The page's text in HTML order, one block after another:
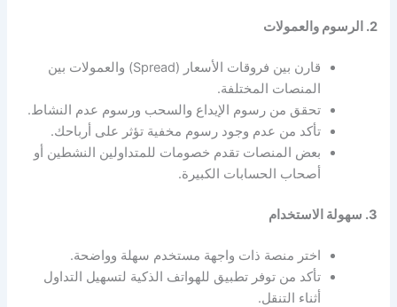
2. الرسوم والعمولات
قارن بين فروقات الأسعار (Spread) والعمولات بين
المنصات المختلفة.
تحقق من رسوم الإيداع والسحب ورسوم عدم النشاط.
تأكد من عدم وجود رسوم مخفية تؤثر على أرباحك.
بعض المنصات تقدم خصومات للمتداولين النشطين أو
أصحاب الحسابات الكبيرة.
3. سهولة الاستخدام
اختر منصة ذات واجهة مستخدم سهلة وواضحة.
تأكد من توفر تطبيق للهواتف الذكية لتسهيل التداول
أثناء التنقل.